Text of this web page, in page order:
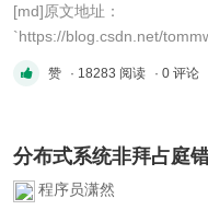
[md]原文地址：
`https://blog.csdn.net/tommwq/
赞 · 18283 阅读 · 0 评论
分布式系统非拜占庭
程序员潇然